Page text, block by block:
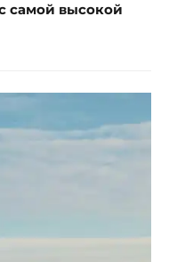
самой высокой